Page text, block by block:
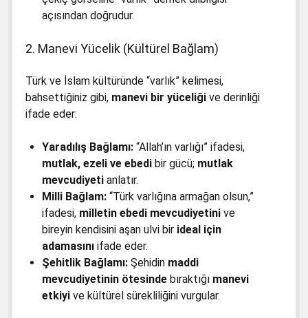
açısından doğrudur.
2. Manevi Yücelik (Kültürel Bağlam)
Türk ve İslam kültüründe “varlık” kelimesi,
bahsettiğiniz gibi, manevi bir yüceliğive derinliği
ifade eder:
Yaradılış Bağlamı:“Allah’ın varlığı” ifadesi,
mutlak, ezeli ve ebedibir gücü; mutlak
mevcudiyetianlatır.
Milli Bağlam:“Türk varlığına armağan olsun,”
ifadesi, milletin ebedi mevcudiyetinive
bireyin kendisini aşan ulvi bir ideal için
adamasınıifade eder.
Şehitlik Bağlamı:Şehidin maddi
mevcudiyetinin ötesindebıraktığı manevi
etkiyive kültürel sürekliliğini vurgular.